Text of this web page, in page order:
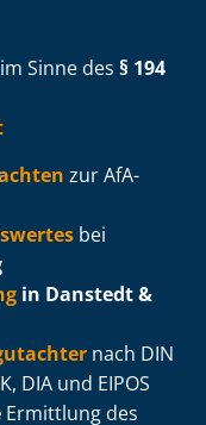
im Sinne des § 194
zur AfA-
bei
in Danstedt &
nach DIN
DIA und EIPOS
Ermittlung des